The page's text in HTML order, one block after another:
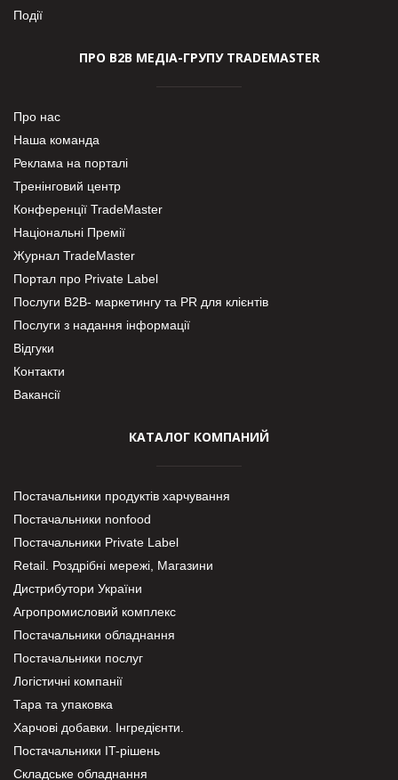
Події
ПРО В2В МЕДІА-ГРУПУ TRADEMASTER
Про нас
Наша команда
Реклама на порталі
Тренінговий центр
Конференції TradeMaster
Національні Премії
Журнал TradeMaster
Портал про Private Label
Послуги В2В- маркетингу та PR для клієнтів
Послуги з надання інформації
Відгуки
Контакти
Вакансії
КАТАЛОГ КОМПАНИЙ
Постачальники продуктів харчування
Постачальники nonfood
Постачальники Private Label
Retail. Роздрібні мережі, Магазини
Дистрибутори України
Агропромисловий комплекс
Постачальники обладнання
Постачальники послуг
Логістичні компанії
Тара та упаковка
Харчові добавки. Інгредієнти.
Постачальники IT-рішень
Складське обладнання